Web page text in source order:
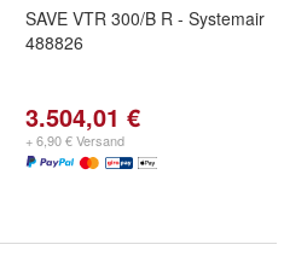
SAVE VTR 300/B R - Systemair
488826
3.504,01 €
+ 6,90 € Versand